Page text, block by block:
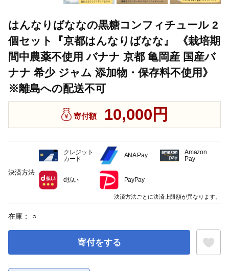
はんなりばななの黒糖コンフィチュール 2
個セット『京都はんなりばなな』 《栽培期
間中農薬不使用 バナナ 京都 亀岡産 国産バ
ナナ 希少 ジャム 添加物・保存料不使用》
※離島への配送不可
寄付額 10,000円
在庫： ○
寄付をする
決済方法
クレジット
カード
ANA Pay
Amazon
Pay
d払い PayPay
決済方法ごとに決済上限額が異なります。